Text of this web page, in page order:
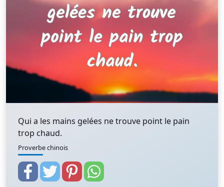
Qui a les mains gelées ne trouve point le pain
trop chaud.
Proverbe chinois